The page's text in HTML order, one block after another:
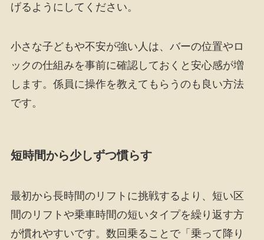
げるようにしてください。
小さな子どもや不安が強い人は、バーの位置やロ
ックの仕組みを事前に確認しておくと安心感が増
します。係員に操作を教えてもらうのも良い方法
です。
短時間から少しずつ慣らす
最初から長時間のリフトに挑戦するより、短い区
間のリフトや乗車時間の短いタイプを繰り返す方
が慣れやすいです。数回乗ることで「乗って降り